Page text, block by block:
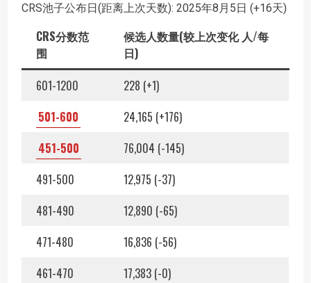
CRS池子公布日(距离上次天数): 2025年8月5日 (+16天)
CRS分数范
围
候选人数量(较上次变化 人/每
日)
601-1200
228 (+1)
501-600
24,165 (+176)
451-500
76,004 (-145)
491-500
12,975 (-37)
481-490
12,890 (-65)
471-480
16,836 (-56)
461-470
17,383 (-0)